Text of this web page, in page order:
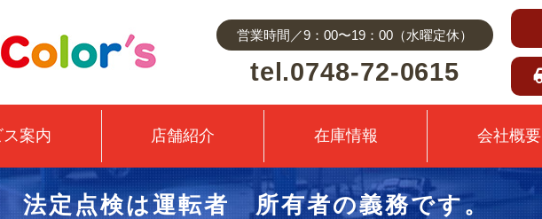
営業時間／9：00〜19：00（水曜定休）
tel.0748-72-0615
案内 店舗紹介 在庫情報 会社概要
法定点検は運転者 所有者の義務です。